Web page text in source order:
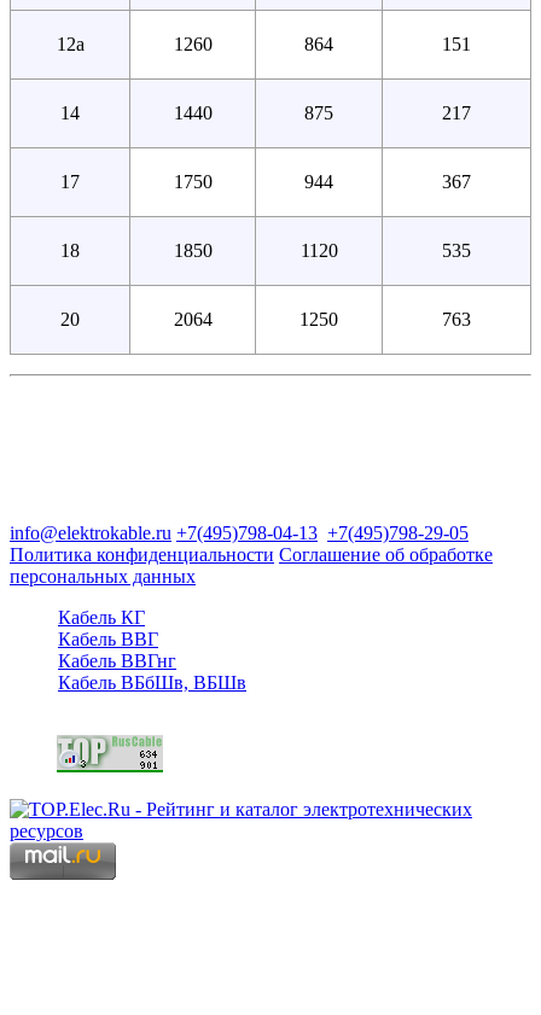
12а 1260 864 151
14 1440 875 217
17 1750 944 367
18 1850 1120 535
20 2064 1250 763
info@elektrokable.ru +7(495)798-04-13 +7(495)798-29-05
Политика конфиденциальности Соглашение об обработке
персональных данных
Кабель КГ
Кабель ВВГ
Кабель ВВГнг
Кабель ВБбШв, ВБШв